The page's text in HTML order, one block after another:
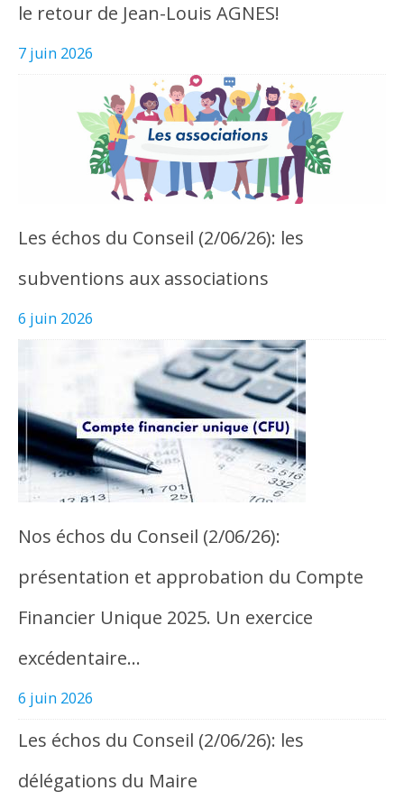
le retour de Jean-Louis AGNES!
7 juin 2026
Les échos du Conseil (2/06/26): les
subventions aux associations
6 juin 2026
Nos échos du Conseil (2/06/26):
présentation et approbation du Compte
Financier Unique 2025. Un exercice
excédentaire…
6 juin 2026
Les échos du Conseil (2/06/26): les
délégations du Maire